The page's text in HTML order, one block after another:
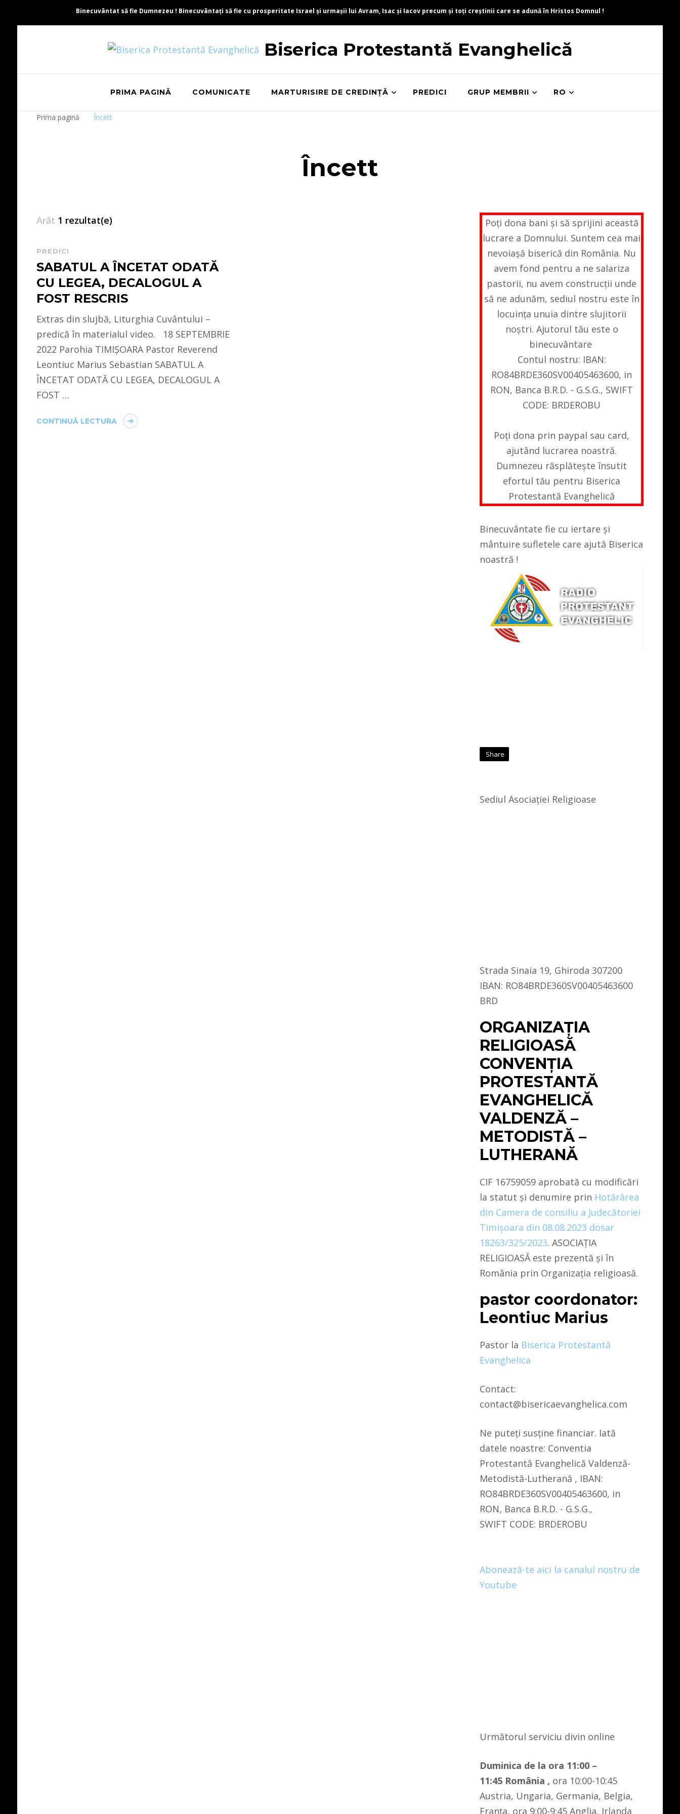
Binecuvântat să fie Dumnezeu ! Binecuvântați să fie cu prosperitate Israel și urmașii lui Avram, Isac și Iacov precum și toți creștinii care se adună în Hristos Domnul !
Biserica Protestantă Evanghelică
PRIMA PAGINĂ COMUNICATE MARTURISIRE DE CREDINȚĂ PREDICI GRUP MEMBRII RO
Prima pagină Încett
Încett
Arăt 1 rezultat(e)
PREDICI
SABATUL A ÎNCETAT ODATĂ
CU LEGEA, DECALOGUL A
FOST RESCRIS
Extras din slujbă, Liturghia Cuvântului –
predică în materialul video. 18 SEPTEMBRIE
2022 Parohia TIMIȘOARA Pastor Reverend
Leontiuc Marius Sebastian SABATUL A
ÎNCETAT ODATĂ CU LEGEA, DECALOGUL A
FOST …
CONTINUĂ LECTURA
Poți dona bani și să sprijini această
lucrare a Domnului. Suntem cea mai
nevoiașă biserică din România. Nu
avem fond pentru a ne salariza
pastorii, nu avem construcții unde
să ne adunăm, sediul nostru este în
locuința unuia dintre slujitorii
noștri. Ajutorul tău este o
binecuvântare
Contul nostru: IBAN:
RO84BRDE360SV00405463600, in
RON, Banca B.R.D. - G.S.G., SWIFT
CODE: BRDEROBU
Poți dona prin paypal sau card,
ajutând lucrarea noastră.
Dumnezeu răsplătește însutit
efortul tău pentru Biserica
Protestantă Evanghelică
Binecuvântate fie cu iertare și
mântuire sufletele care ajută Biserica
noastră !
Share
Sediul Asociației Religioase
Strada Sinaia 19, Ghiroda 307200
IBAN: RO84BRDE360SV00405463600
BRD
ORGANIZAȚIA
RELIGIOASĂ
CONVENŢIA
PROTESTANTĂ
EVANGHELICĂ
VALDENZĂ –
METODISTĂ –
LUTHERANĂ
CIF 16759059 aprobată cu modificări
la statut și denumire prin Hotărârea
din Camera de consiliu a Judecătoriei
Timișoara din 08.08.2023 dosar
18263/325/2023. ASOCIAȚIA
RELIGIOASĂ este prezentă și în
România prin Organizația religioasă.
pastor coordonator:
Leontiuc Marius
Pastor la Biserica Protestantă
Evanghelica
Contact:
contact@bisericaevanghelica.com
Ne puteți susține financiar. Iată
datele noastre: Conventia
Protestantă Evanghelică Valdenză-
Metodistă-Lutherană , IBAN:
RO84BRDE360SV00405463600, in
RON, Banca B.R.D. - G.S.G.,
SWIFT CODE: BRDEROBU
Abonează-te aici la canalul nostru de
Youtube
Următorul serviciu divin online
Duminica de la ora 11:00 –
11:45 România , ora 10:00-10:45
Austria, Ungaria, Germania, Belgia,
Franța, ora 9:00-9:45 Anglia, Irlanda